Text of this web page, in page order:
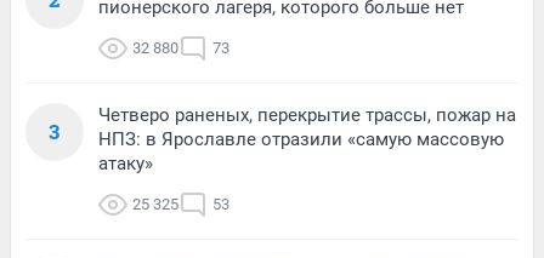
пионерского лагеря, которого больше нет
32 880 73
3
Четверо раненых, перекрытие трассы, пожар на
НПЗ: в Ярославле отразили «самую массовую
атаку»
25 325 53